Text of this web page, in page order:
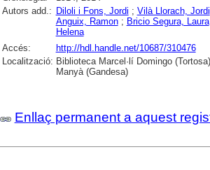
Autors add.: Diloli i Fons, Jordi ; Vilà Llorach, Jordi
Anguix, Ramon; Bricio Segura, Laura
Helena
Accés:
http://hdl.handle.net/10687/310476
Localització: Biblioteca Marcel·lí Domingo
Manyà (Gandesa)
Enllaç permanent a aquest